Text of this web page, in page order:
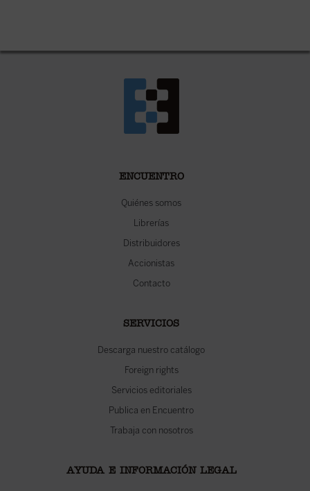
ENCUENTRO
Quiénes somos
Librerías
Distribuidores
Accionistas
Contacto
SERVICIOS
Descarga nuestro catálogo
Foreign rights
Servicios editoriales
Publica en Encuentro
Trabaja con nosotros
AYUDA E INFORMACIÓN LEGAL